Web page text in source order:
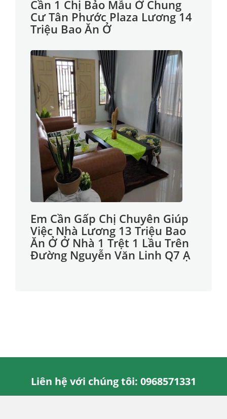
Cần 1 Chị Bảo Mẫu Ở Chung
Cư Tân Phước Plaza Lương 14
Triệu Bao Ăn Ở
Em Cần Gấp Chị Chuyên Giúp
Việc Nhà Lương 13 Triệu Bao
Ăn Ở Ở Nhà 1 Trệt 1 Lầu Trên
Đường Nguyễn Văn Linh Q7 Ạ
Liên hệ với chúng tôi: 0968571331